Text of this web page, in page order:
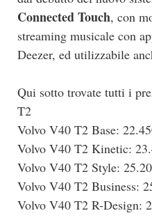
Connected Touch, con
streaming musicale con
Deezer, ed utilizzabile
Qui sotto trovate tutti i
T2
Volvo V40 T2 Base:
Volvo V40 T2 Kinetic:
Volvo V40 T2 Style:
Volvo V40 T2 Business:
Volvo V40 T2 R-Design: